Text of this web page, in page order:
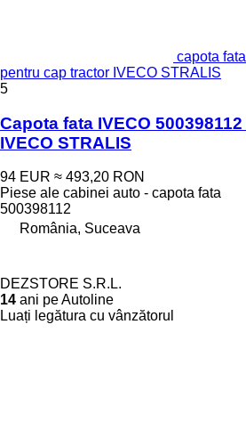
capota
pentru cap tractor IVECO STRALIS
5
Capota fata IVECO
IVECO STRALIS
94 EUR ≈ 493,20 RON
Piese ale cabinei auto - capota fata
500398112
România, Suceava
DEZSTORE S.R.L.
14 ani pe Autoline
Luați legătura cu vânzătorul